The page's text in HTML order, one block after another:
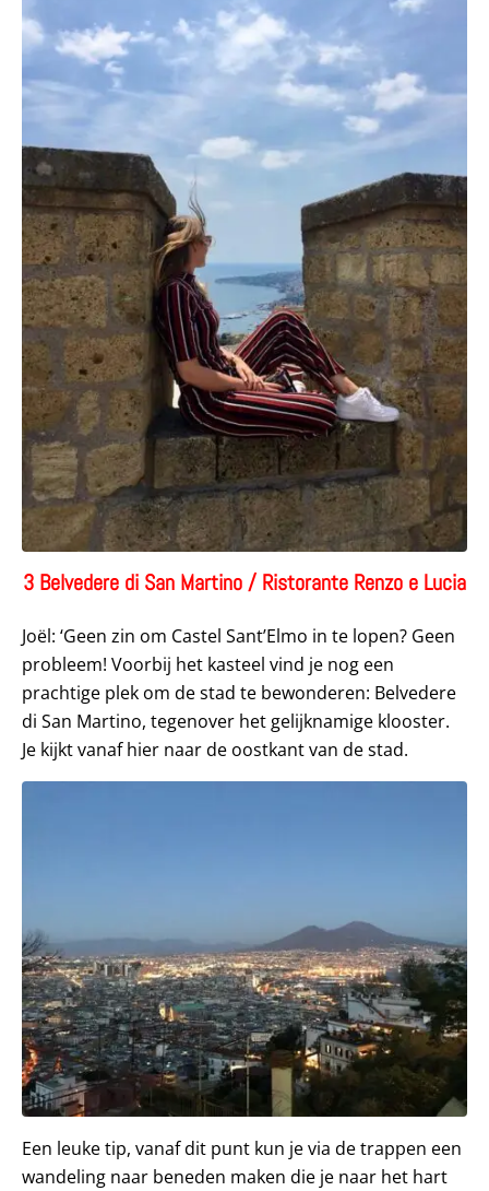
3 Belvedere di San Martino / Ristorante Renzo e Lucia
Joël: ‘Geen zin om Castel Sant’Elmo in te lopen? Geen
probleem! Voorbij het kasteel vind je nog een
prachtige plek om de stad te bewonderen: Belvedere
di San Martino, tegenover het gelijknamige klooster.
Je kijkt vanaf hier naar de oostkant van de stad.
Een leuke tip, vanaf dit punt kun je via de trappen een
wandeling naar beneden maken die je naar het hart